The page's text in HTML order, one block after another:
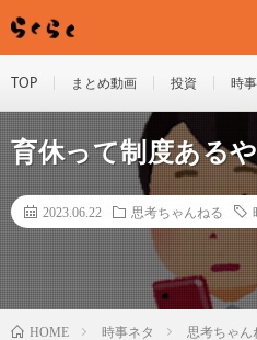
TOP まとめ動画 投資 時
育休って制度ある
2023.06.22 思考ちゃんねる
HOME 時事ネタ 思考ちゃん